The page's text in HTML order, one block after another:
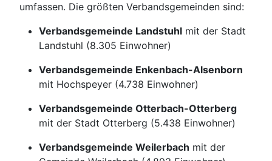
umfassen. Die größten Verbandsgemeinden sind:
Verbandsgemeinde Landstuhl mit der Stadt
Landstuhl (8.305 Einwohner)
Verbandsgemeinde Enkenbach-Alsenborn
mit Hochspeyer (4.738 Einwohner)
Verbandsgemeinde Otterbach-Otterberg
mit der Stadt Otterberg (5.438 Einwohner)
Verbandsgemeinde Weilerbach mit der